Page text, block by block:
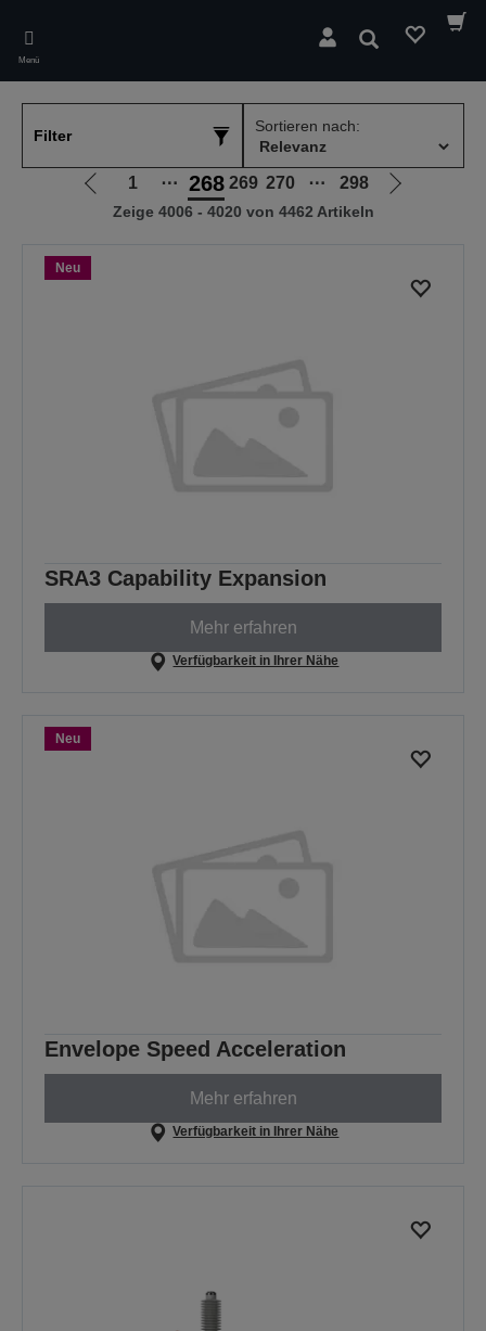
main
content
Menü
Suchen
Filter
Sortieren nach:
Zur
vorherigen
1 ⋯ 268 269 270 ⋯ 298
Zur
Zeige 4006 - 4020 von 4462 Artikeln
Neu
SRA3 Capability Expansion
Mehr erfahren
Verfügbarkeit in Ihrer Nähe
Neu
Envelope Speed Acceleration
Mehr erfahren
Verfügbarkeit in Ihrer Nähe